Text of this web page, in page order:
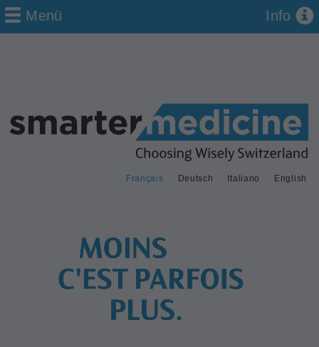
Deutsch
Français Italiano English
Menü Info